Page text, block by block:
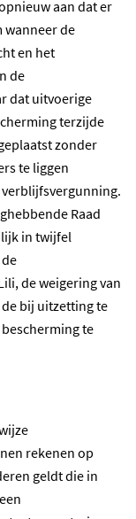
aan dat er
wanneer de
en het
de
dat uitvoerige
terzijde
zonder
te liggen
Raad
in twijfel
de weigering van
bij uitzetting te
te
rekenen op
geldt die in